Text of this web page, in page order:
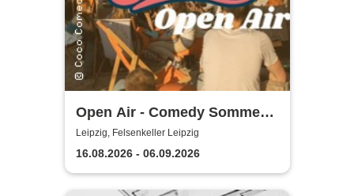
Open Air - Comedy Sommer
Shows | Felsenkeller Leipzig
Leipzig, Felsenkeller Leipzig
16.08.2026 - 06.09.2026